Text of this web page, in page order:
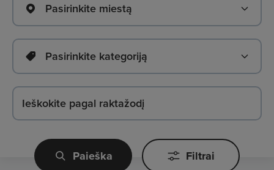
Pasirinkite miestą
Pasirinkite kategoriją
Paieška Filtrai